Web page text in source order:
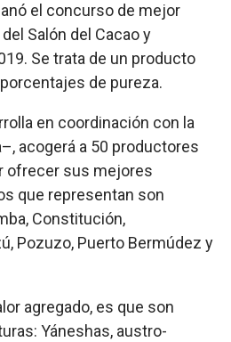
el concurso de mejor
Salón del Cacao y
Se trata de un producto
de pureza.
en coordinación con la
acogerá a 50 productores
ofrecer sus mejores
que representan son
Constitución​,
Pozuzo, Puerto Bermúdez y
agregado, es que son
Yáneshas, austro-